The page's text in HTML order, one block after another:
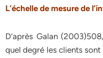
L’échelle de mesure de
D’après Galan
quel degré les clients sont